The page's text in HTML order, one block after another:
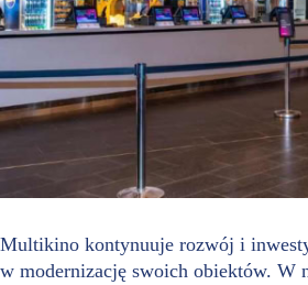
Multikino kontynuuje rozwój i
w modernizację swoich obiektów. W